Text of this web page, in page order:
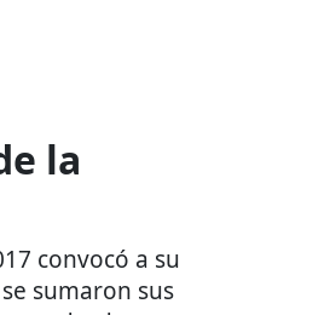
la
convocó a su
sumaron sus